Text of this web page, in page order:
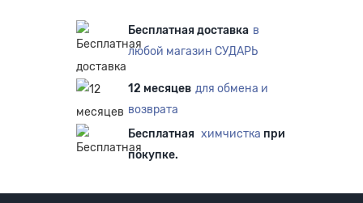
Бесплатная доставка в
любой магазин СУДАРЬ
12 месяцев для обмена и
возврата
Бесплатная химчистка при
покупке.